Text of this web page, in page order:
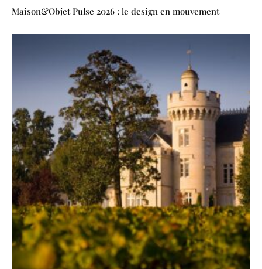
Maison&Objet Pulse 2026 : le design en mouvement